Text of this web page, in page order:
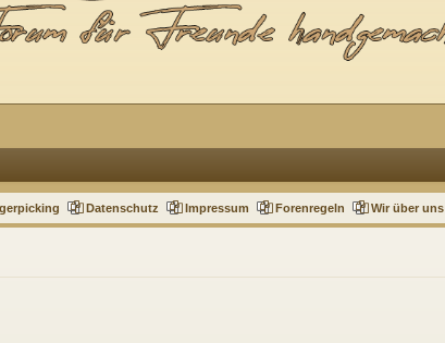
Datenschutz Impressum Forenregeln Wir über uns